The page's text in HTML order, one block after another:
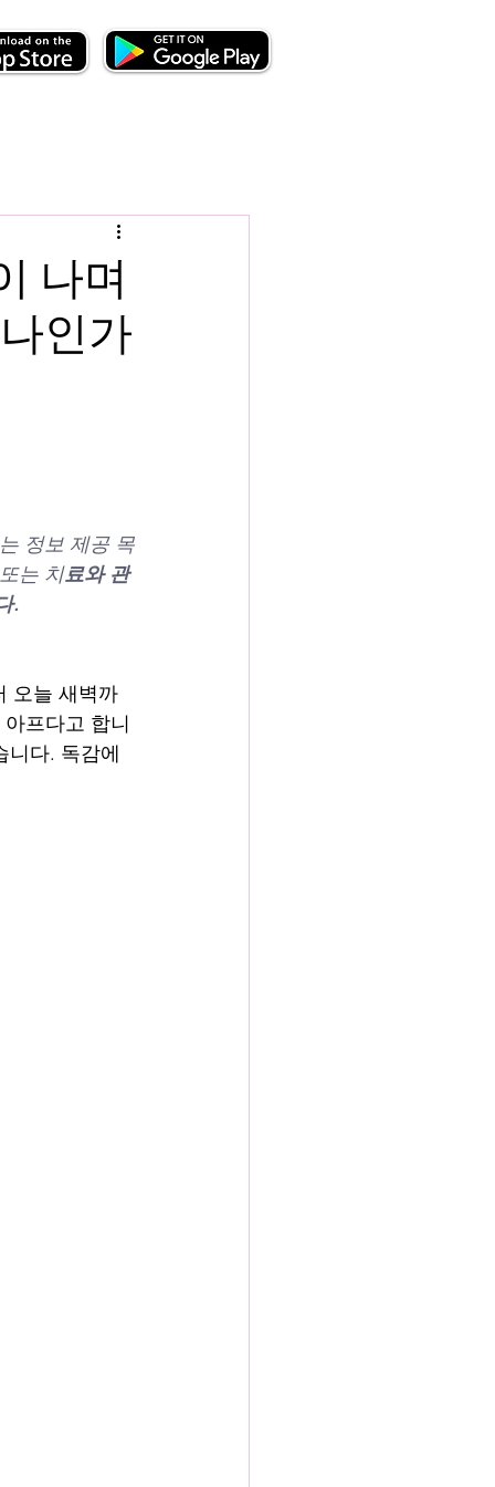
나며
인가
정보 제공 목
는 치료와 관
.
오늘 새벽까
프다고 합니
니다. 독감에